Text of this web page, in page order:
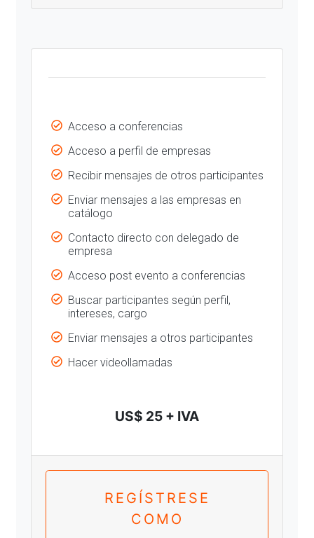
Acceso a conferencias
Acceso a perfil de empresas
Recibir mensajes de otros participantes
Enviar mensajes a las empresas en
catálogo
Contacto directo con delegado de
empresa
Acceso post evento a conferencias
Buscar participantes según perfil,
intereses, cargo
Enviar mensajes a otros participantes
Hacer videollamadas
US$ 25 + IVA
REGÍSTRESE
COMO